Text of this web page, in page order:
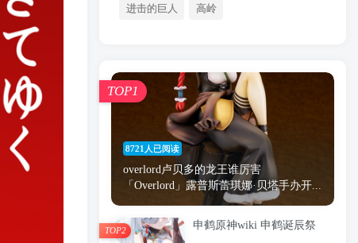
进击的巨人 高岭
8721人已阅读
overlord卢贝多的龙王谁厉害
「Overlord」露普斯蕾琪娜·贝塔手办开...
TOP1
申鹤原神wiki 申鹤诞辰祭
TOP2
「Overlord」露普斯蕾琪娜·贝塔手办开...
申鹤原神wiki 申鹤诞辰祭
2年前
APP下载
2年前